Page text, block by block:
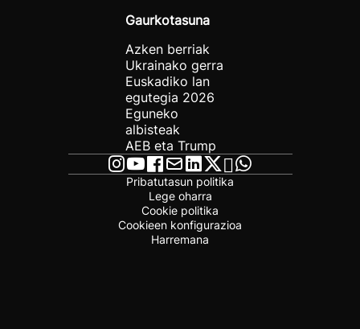
Gaurkotasuna
Azken berriak
Ukrainako gerra
Euskadiko lan
egutegia 2026
Eguneko
albisteak
AEB eta Trump
Pribatutasun politika
Lege oharra
Cookie politika
Cookieen konfigurazioa
Harremana